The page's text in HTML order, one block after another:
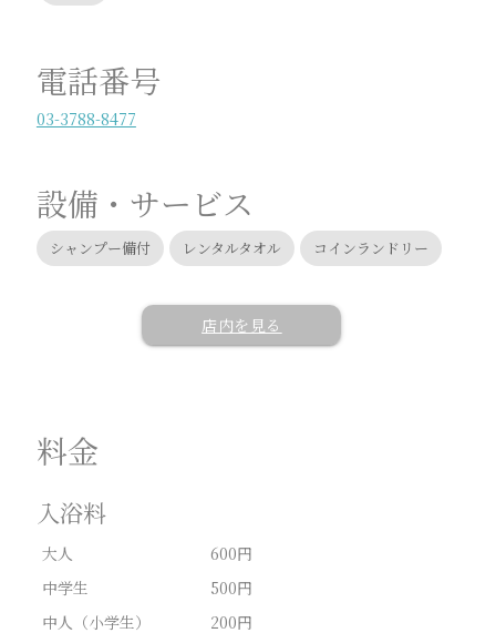
電話番号
03-3788-8477
設備・サービス
シャンプー備付 レンタルタオル コインランドリー
店内を見る
料金
入浴料
大人
600円
中学生
500円
中人（小学生）
200円